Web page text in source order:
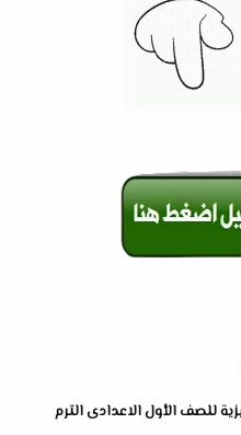
للصف الأول الاعدادى الترم